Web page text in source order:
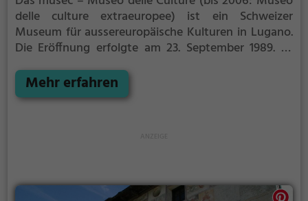
delle culture extraeuropee) ist ein Schweizer
Museum für aussereuropäische Kulturen in Lugano.
Die Eröffnung erfolgte am 23. September 1989. Es
befindet sich seit 2019 in der Villa Malpensata.
Mehr erfahren